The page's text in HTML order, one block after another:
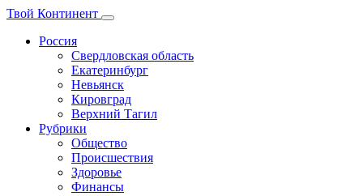
Твой Континент
Россия
Свердловская область
Екатеринбург
Невьянск
Кировград
Верхний Тагил
Рубрики
Общество
Происшествия
Здоровье
Финансы